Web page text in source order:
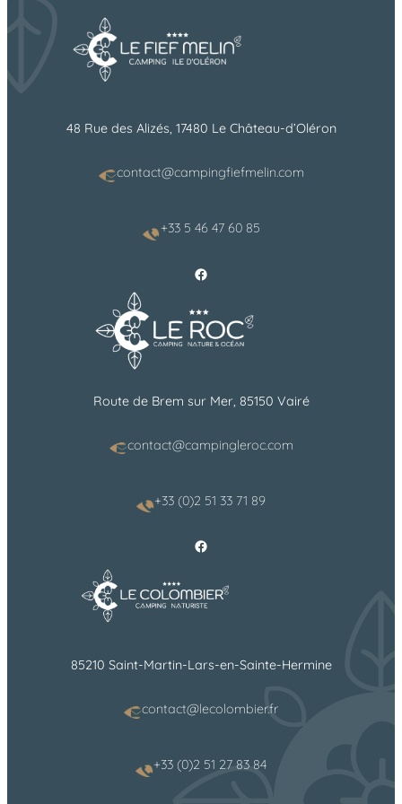
48 Rue des Alizés, 17480 Le Château-d’Oléron
contact@campingfiefmelin.com
+33 5 46 47 60 85
Facebook
Route de Brem sur Mer, 85150 Vairé
contact@campingleroc.com
+33 (0)2 51 33 71 89
Facebook
85210 Saint-Martin-Lars-en-Sainte-Hermine
contact@lecolombier.fr
+33 (0)2 51 27 83 84